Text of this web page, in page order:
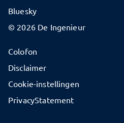
© 2026 De Ingenieur
Colofon
Disclaimer
Cookie-instellingen
PrivacyStatement
Bluesky